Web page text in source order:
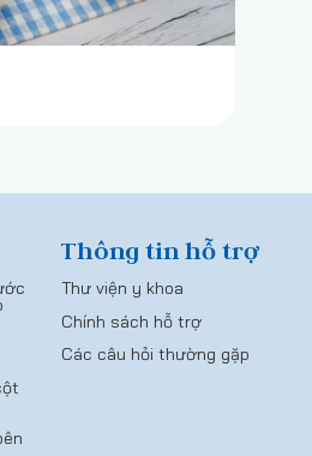
Thông tin hỗ trợ
Thư viện y khoa
Chính sách hỗ trợ
Các câu hỏi thường gặp